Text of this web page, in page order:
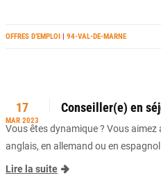
OFFRES D’EMPLOI | 94-VAL-DE-MARNE
17
MAR 2023
Conseiller(e) en
Vous êtes dynamique ? Vous aimez
anglais, en allemand ou en
Lire la suite